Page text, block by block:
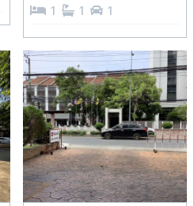
1 1 1